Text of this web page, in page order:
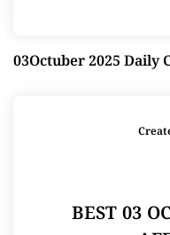
03Octuber 2025 Daily
BEST 03